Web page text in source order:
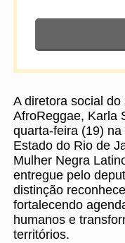
A diretora social do
AfroReggae, Karla
quarta-feira (19)
Estado do Rio de
Mulher Negra
entregue pelo
distinção
fortalecendo
humanos e
territórios.